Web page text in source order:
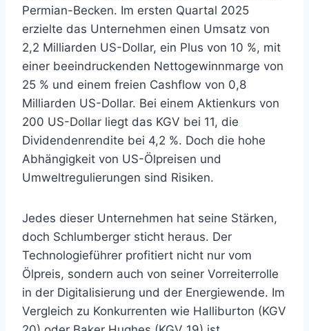
Permian-Becken. Im ersten Quartal 2025
erzielte das Unternehmen einen Umsatz von
2,2 Milliarden US-Dollar, ein Plus von 10 %, mit
einer beeindruckenden Nettogewinnmarge von
25 % und einem freien Cashflow von 0,8
Milliarden US-Dollar. Bei einem Aktienkurs von
200 US-Dollar liegt das KGV bei 11, die
Dividendenrendite bei 4,2 %. Doch die hohe
Abhängigkeit von US-Ölpreisen und
Umweltregulierungen sind Risiken.
Jedes dieser Unternehmen hat seine Stärken,
doch Schlumberger sticht heraus. Der
Technologieführer profitiert nicht nur vom
Ölpreis, sondern auch von seiner Vorreiterrolle
in der Digitalisierung und der Energiewende. Im
Vergleich zu Konkurrenten wie Halliburton (KGV